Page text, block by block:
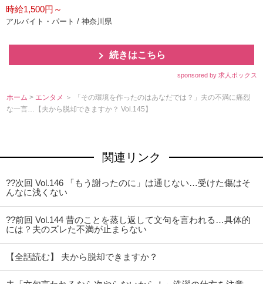
時給1,500円～
アルバイト・パート / 神奈川県
続きはこちら
sponsored by 求人ボックス
ホーム > エンタメ ＞ 「その環境を作ったのはあなだでは？」夫の不満に痛烈
な一言…【夫から脱却できますか？ Vol.145】
関連リンク
??次回 Vol.146 「もう謝ったのに」は通じない…受けた傷はそ
んなに浅くない
??前回 Vol.144 昔のことを蒸し返して文句を言われる…具体的
には？夫のズレた不満が止まらない
【全話読む】 夫から脱却できますか？